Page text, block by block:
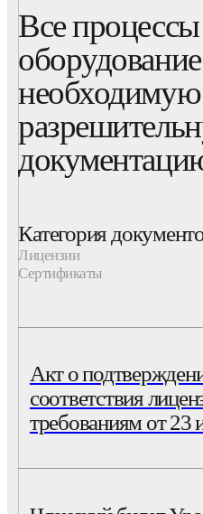
Все
необходимую
Категория
Лицензии
Сертификаты
Акт о
соответствия
требованиям от 23